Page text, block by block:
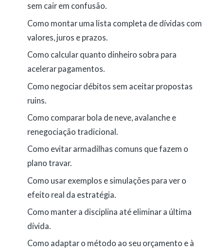
sem cair em confusão.
Como montar uma lista completa de dívidas com
valores, juros e prazos.
Como calcular quanto dinheiro sobra para
acelerar pagamentos.
Como negociar débitos sem aceitar propostas
ruins.
Como comparar bola de neve, avalanche e
renegociação tradicional.
Como evitar armadilhas comuns que fazem o
plano travar.
Como usar exemplos e simulações para ver o
efeito real da estratégia.
Como manter a disciplina até eliminar a última
dívida.
Como adaptar o método ao seu orçamento e à